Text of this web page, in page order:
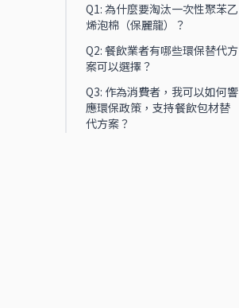
Q1: 為什麼要淘汰一次性聚苯乙
烯泡棉（保麗龍）？
Q2: 餐飲業者有哪些環保替代方
案可以選擇？
Q3: 作為消費者，我可以如何響
應環保政策，支持餐飲包材替
代方案？